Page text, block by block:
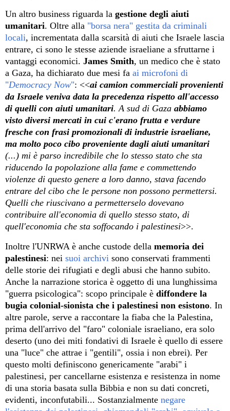
Un altro business riguarda la gestione degli aiuti
umanitari. Oltre alla "borsa nera" gestita da criminali
locali, incrementata dalla scarsità di aiuti che Israele lascia
entrare, ci sono le stesse aziende israeliane a sfruttarne i
vantaggi economici. James Smith, un medico che è stato
a Gaza, ha dichiarato due mesi fa ai microfoni di
"Democracy Now": <<ai camion commerciali provenienti
da Israele veniva data la precedenza rispetto all'accesso
di quelli con aiuti umanitari. A sud di Gaza abbiamo
visto diversi mercati in cui c'erano frutta e verdure
fresche con frasi promozionali di industrie israeliane,
ma molto poco cibo proveniente dagli aiuti umanitari
(...) mi è parso incredibile che lo stesso stato che sta
riducendo la popolazione alla fame e commettendo
violenze di questo genere a loro danno, stava facendo
entrare del cibo che le persone non possono permettersi.
Quelli che riuscivano a permetterselo dovevano
contribuire all'economia di quello stesso stato, di
quell'economia che sta soffocando i palestinesi>>.
Inoltre l'UNRWA è anche custode della memoria dei
palestinesi: nei suoi archivi sono conservati frammenti
delle storie dei rifugiati e degli abusi che hanno subito.
Anche la narrazione storica è oggetto di una lunghissima
"guerra psicologica": scopo principale è diffondere la
bugia colonial-sionista che i palestinesi non esistono. In
altre parole, serve a raccontare la fiaba che la Palestina,
prima dell'arrivo del "faro" coloniale israeliano, era solo
deserto (uno dei miti fondativi di Israele è quello di essere
una "luce" che attrae i "gentili", ossia i non ebrei). Per
questo molti definiscono genericamente "arabi" i
palestinesi, per cancellarne esistenza e resistenza in nome
di una storia basata sulla Bibbia e non su dati concreti,
evidenti, inconfutabili... Sostanzialmente negare